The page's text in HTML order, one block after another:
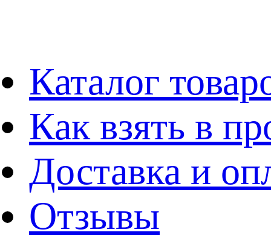
Каталог
Как взять в
Доставка и
Отзывы